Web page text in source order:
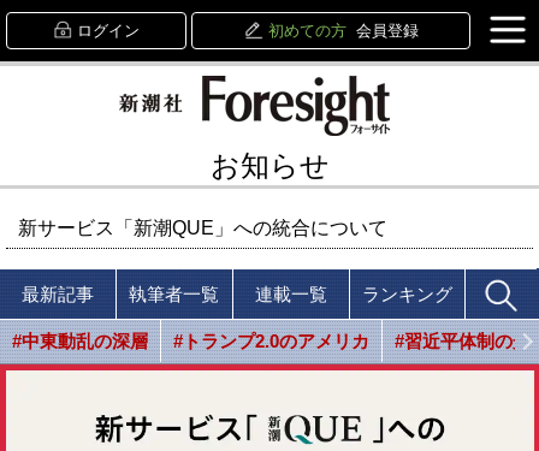
ログイン 初めての方 会員登録
お知らせ
新サービス「新潮QUE」への統合について
最新記事 執筆者一覧 連載一覧 ランキング
#中東動乱の深層 #トランプ2.0のアメリカ #習近平体制の光